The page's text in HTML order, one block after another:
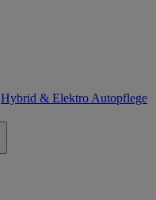
Hybrid & Elektro Autopflege